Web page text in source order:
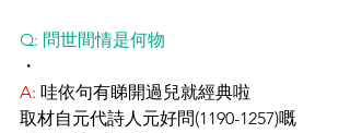
Q: 問世間情是何物
・
A: 哇依句有睇開過兒就經典啦
取材自元代詩人元好問(1190-1257)嘅